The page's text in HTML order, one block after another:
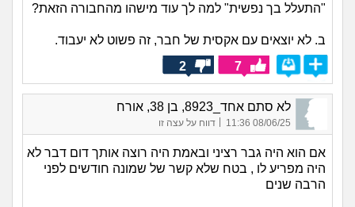
"התעלל בך נפשית" למה לך עוד מישהו מהחבורה הזאת?
ב. לא יוצאים עם אקסית של חבר, זה פשוט לא יעבוד.
7
2
לא סתם אחד_8923, בן 38, אורח
08/06/25 11:36 דווח על עצה זו
אם הוא היה גבר רציני ובאמת היה רוצה אותך דום דבר לא
היה מפריע לו , בטח שלא קשר של שמונה חודשים לפני
הרבה שנים